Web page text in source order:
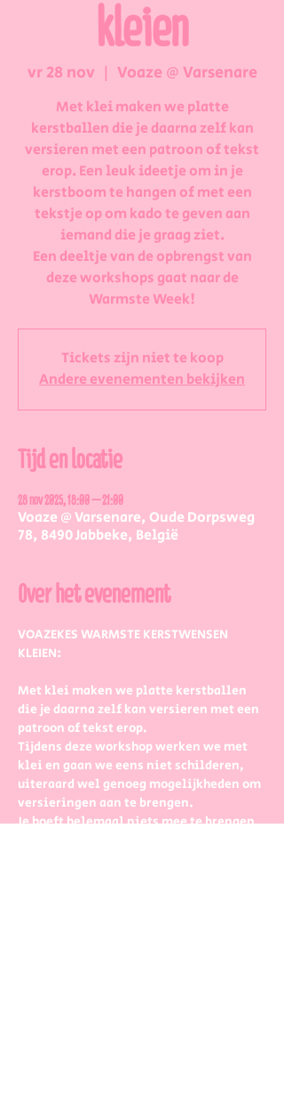
kleien
vr 28 nov
  |
Voaze @ Varsenare
Met klei maken we platte
kerstballen die je daarna zelf kan
versieren met een patroon of tekst
erop. Een leuk ideetje om in je
kerstboom te hangen of met een
tekstje op om kado te geven aan
iemand die je graag ziet.
Een deeltje van de opbrengst van
deze workshops gaat naar de
Warmste Week!
Tickets zijn niet te koop
Andere evenementen bekijken
Tijd en locatie
28 nov 2025, 18:00 – 21:00
Voaze @ Varsenare, Oude Dorpsweg
78, 8490 Jabbeke, België
Over het evenement
VOAZEKES WARMSTE KERSTWENSEN
KLEIEN:
Met klei maken we platte kerstballen
die je daarna zelf kan versieren met een
patroon of tekst erop.
Tijdens deze workshop werken we met
klei en gaan we eens niet schilderen,
uiteraard wel genoeg mogelijkheden om
versieringen aan te brengen.
Je hoeft helemaal niets mee te brengen